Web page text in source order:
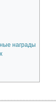
награды